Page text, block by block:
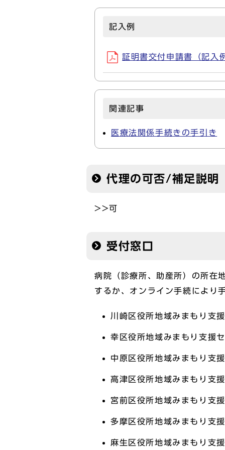
記入例
証明書交付申請書（記
関連記事
医療法関係手続きの手引き
代理の可否/補足説明
>>可
受付窓口
病院（診療所、助産所）の所在
するか、オンライン手続により
川崎区役所地域みまもり
幸区役所地域みまもり支
中原区役所地域みまもり
高津区役所地域みまもり
宮前区役所地域みまもり
多摩区役所地域みまもり
麻生区役所地域みまもり